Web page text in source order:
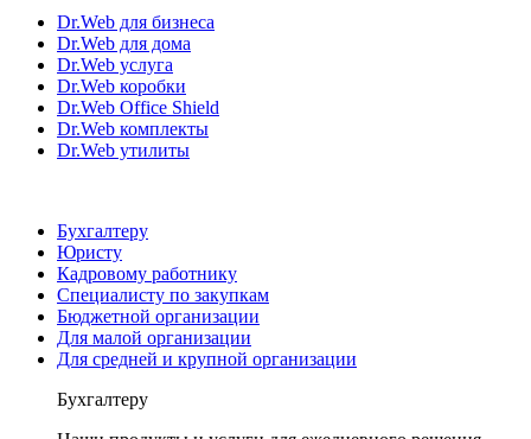
Dr.Web для бизнеса
Dr.Web для дома
Dr.Web услуга
Dr.Web коробки
Dr.Web Office Shield
Dr.Web комплекты
Dr.Web утилиты
Бухгалтеру
Юристу
Кадровому работнику
Специалисту по закупкам
Бюджетной организации
Для малой организации
Для средней и крупной организации
Бухгалтеру